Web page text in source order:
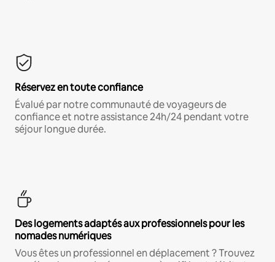
Réservez en toute confiance
Évalué par notre communauté de voyageurs de
confiance et notre assistance 24h/24 pendant votre
séjour longue durée.
Des logements adaptés aux professionnels pour les
nomades numériques
Vous êtes un professionnel en déplacement ? Trouvez